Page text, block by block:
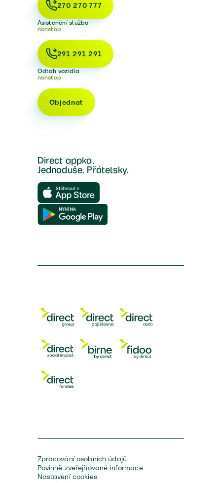
270 270 777
Asistenční služba
nonstop
291 291 291
Odtah vozidla
nonstop
Objednat
Direct appka.
Jednoduše. Přátelsky.
Zpracování osobních údajů
Povinně zveřejňované informace
Nastavení cookies